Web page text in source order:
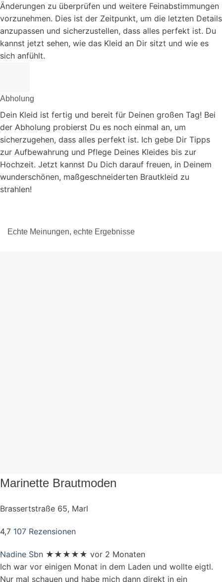
Änderungen zu überprüfen und weitere Feinabstimmungen
vorzunehmen. Dies ist der Zeitpunkt, um die letzten Details
anzupassen und sicherzustellen, dass alles perfekt ist. Du
kannst jetzt sehen, wie das Kleid an Dir sitzt und wie es
sich anfühlt.
Abholung
Dein Kleid ist fertig und bereit für Deinen großen Tag! Bei
der Abholung probierst Du es noch einmal an, um
sicherzugehen, dass alles perfekt ist. Ich gebe Dir Tipps
zur Aufbewahrung und Pflege Deines Kleides bis zur
Hochzeit. Jetzt kannst Du Dich darauf freuen, in Deinem
wunderschönen, maßgeschneiderten Brautkleid zu
strahlen!
Echte Meinungen, echte Ergebnisse
Marinette Brautmoden
Brassertstraße 65, Marl
4,7 107 Rezensionen
Nadine Sbn ★★★★★ vor 2 Monaten
Ich war vor einigen Monat in dem Laden und wollte eigtl.
Nur mal schauen und habe mich dann direkt in ein